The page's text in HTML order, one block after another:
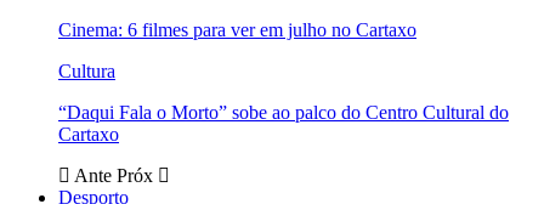
Cinema: 6 filmes para ver em julho no Cartaxo
Cultura
“Daqui Fala o Morto” sobe ao palco do Centro Cultural do
Cartaxo
Ante Próx
Desporto